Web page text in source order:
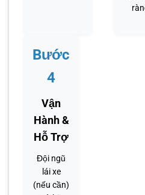
Bước
4
Vận
Hành &
Hỗ Trợ
Đội ngũ
lái xe
(nếu cần)